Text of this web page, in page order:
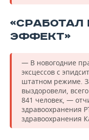
ЭФФЕКТ»
— В новогодние
эксцессов с
штатном режиме.
выздоровели,
841 человек, —
здравоохранения
здравоохранения